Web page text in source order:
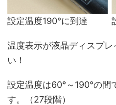
設定温度190°に到達
温度表示が液晶ディスプ
い！
設定温度は60°～190°の間
す。（27段階）